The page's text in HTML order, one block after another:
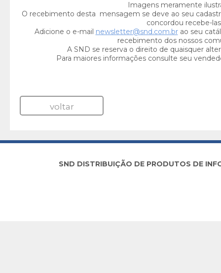
Imagens meramente
O recebimento desta mensagem se deve ao seu
concordou recebe-
Adicione o e-mail newsletter@snd.com.brao seu
recebimento dos nossos
A SND se reserva o direito de quaisquer
Para maiores informações consulte seu
voltar
SND DISTRIBUIÇÃO DE PRODUTOS DE